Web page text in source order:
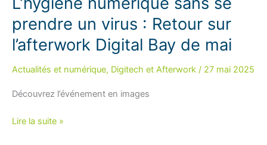
prendre un virus : Retour sur
l’afterwork Digital Bay de mai
Actualités et numérique, Digitech et Afterwork / 27 mai 2025
Découvrez l’événement en images
L’hygiène
Lire la suite »